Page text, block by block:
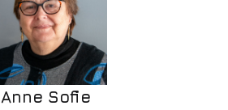
Anne Sofie